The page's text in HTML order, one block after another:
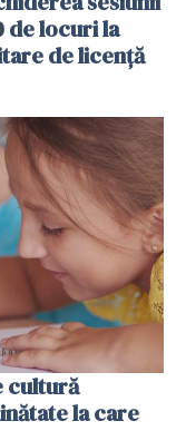
de locuri la
de licență
cultură
la care